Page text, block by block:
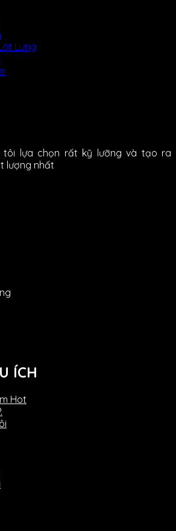
Lưng
tôi lựa chọn rất kỹ lưỡng và tạo ra
lượng nhất
ÍCH